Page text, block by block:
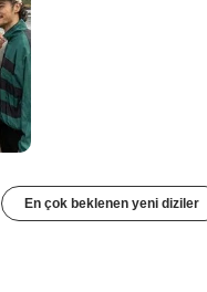
En çok beklenen yeni diziler